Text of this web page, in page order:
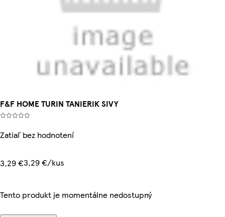
F&F HOME TURIN TANIERIK SIVY
Zatiaľ bez hodnotení
3,29 €3,29 €/kus
Tento produkt je momentálne nedostupný